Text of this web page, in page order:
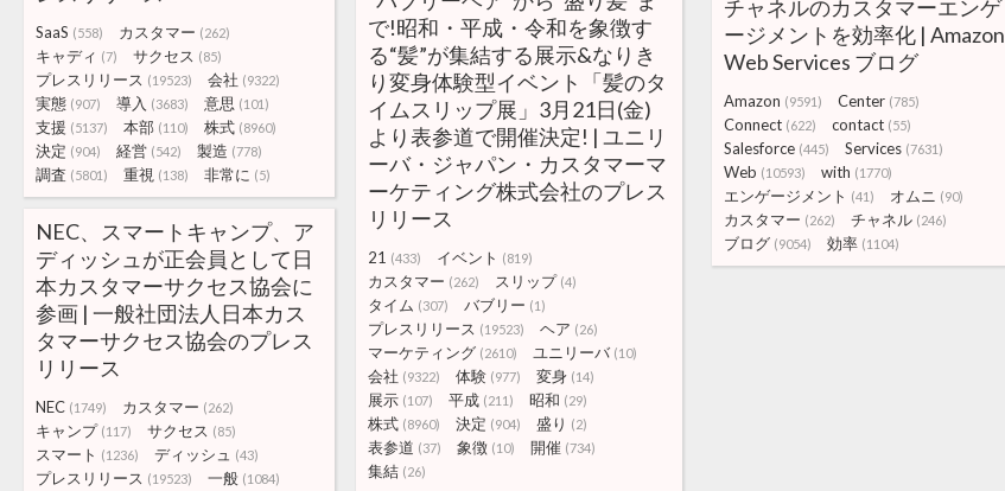
SaaS (558) カスタマー (262)
キャディ (7) サクセス (85)
プレスリリース (19523) 会社 (9322)
実態 (907) 導入 (3683) 意思 (101)
支援 (5137) 本部 (110) 株式 (8960)
決定 (904) 経営 (542) 製造 (778)
調査 (5801) 重視 (138) 非常に (5)
チャネルのカスタマーエンゲ
ージメントを効率化 | Amazon
Web Services ブログ
Amazon (9591) Center (785)
Connect (622) contact (55)
Salesforce (445) Services (7631)
Web (10593) with (1770)
エンゲージメント (41) オムニ (90)
カスタマー (262) チャネル (246)
ブログ (9054) 効率 (1104)
で!昭和・平成・令和を象徴す
る“髪”が集結する展示&なりき
り変身体験型イベント「髪のタ
イムスリップ展」3月21日(金)
より表参道で開催決定! | ユニリ
ーバ・ジャパン・カスタマーマ
ーケティング株式会社のプレス
リリース
21 (433) イベント (819)
カスタマー (262) スリップ (4)
タイム (307) バブリー (1)
プレスリリース (19523) ヘア (26)
マーケティング (2610) ユニリーバ (10)
会社 (9322) 体験 (977) 変身 (14)
展示 (107) 平成 (211) 昭和 (29)
株式 (8960) 決定 (904) 盛り (2)
表参道 (37) 象徴 (10) 開催 (734)
集結 (26)
NEC、スマートキャンプ、ア
ディッシュが正会員として日
本カスタマーサクセス協会に
参画 | 一般社団法人日本カス
タマーサクセス協会のプレス
リリース
NEC (1749) カスタマー (262)
キャンプ (117) サクセス (85)
スマート (1236) ディッシュ (43)
プレスリリース (19523) 一般 (1084)